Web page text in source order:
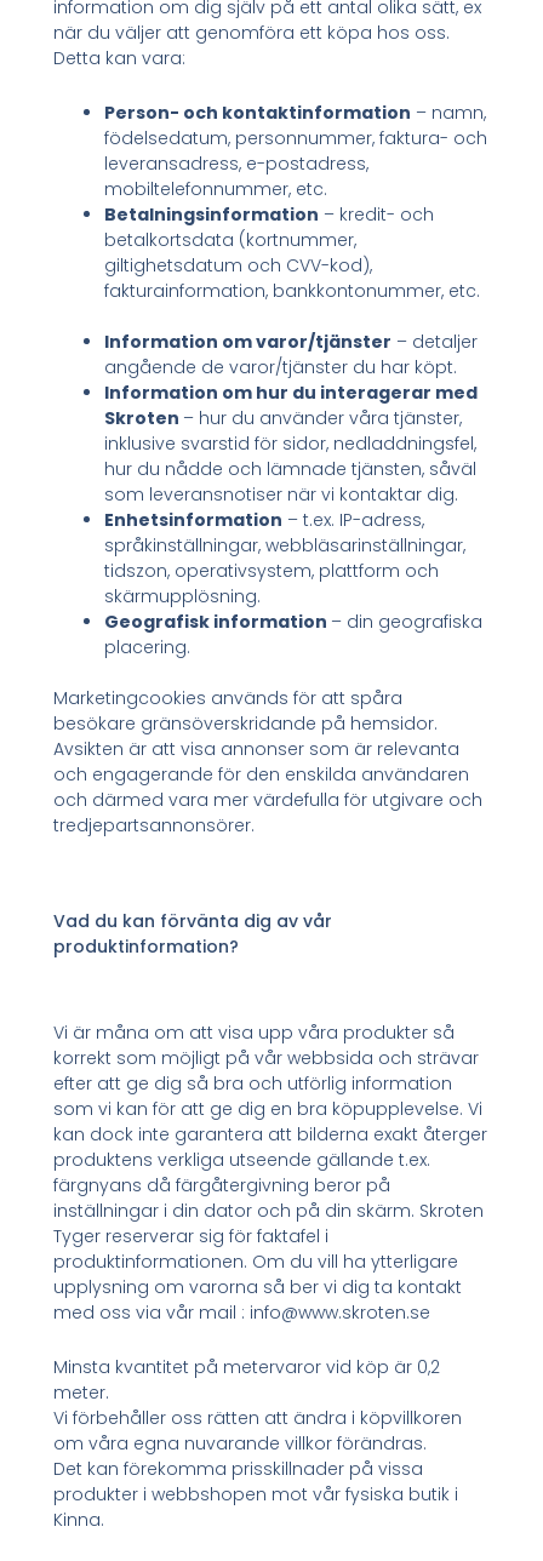
information om dig själv på ett antal olika sätt, ex
när du väljer att genomföra ett köpa hos oss.
Detta kan vara:
Person- och kontaktinformation – namn,
födelsedatum, personnummer, faktura- och
leveransadress, e-postadress,
mobiltelefonnummer, etc.
Betalningsinformation – kredit- och
betalkortsdata (kortnummer,
giltighetsdatum och CVV-kod),
fakturainformation, bankkontonummer, etc.
Information om varor/tjänster – detaljer
angående de varor/tjänster du har köpt.
Information om hur du interagerar med
Skroten – hur du använder våra tjänster,
inklusive svarstid för sidor, nedladdningsfel,
hur du nådde och lämnade tjänsten, såväl
som leveransnotiser när vi kontaktar dig.
Enhetsinformation – t.ex. IP-adress,
språkinställningar, webbläsarinställningar,
tidszon, operativsystem, plattform och
skärmupplösning.
Geografisk information – din geografiska
placering.
Marketingcookies används för att spåra
besökare gränsöverskridande på hemsidor.
Avsikten är att visa annonser som är relevanta
och engagerande för den enskilda användaren
och därmed vara mer värdefulla för utgivare och
tredjepartsannonsörer.
Vad du kan förvänta dig av vår
produktinformation?
Vi är måna om att visa upp våra produkter så
korrekt som möjligt på vår webbsida och strävar
efter att ge dig så bra och utförlig information
som vi kan för att ge dig en bra köpupplevelse. Vi
kan dock inte garantera att bilderna exakt återger
produktens verkliga utseende gällande t.ex.
färgnyans då färgåtergivning beror på
inställningar i din dator och på din skärm. Skroten
Tyger reserverar sig för faktafel i
produktinformationen. Om du vill ha ytterligare
upplysning om varorna så ber vi dig ta kontakt
med oss via vår mail : info@www.skroten.se
Minsta kvantitet på metervaror vid köp är 0,2
meter.
Vi förbehåller oss rätten att ändra i köpvillkoren
om våra egna nuvarande villkor förändras.
Det kan förekomma prisskillnader på vissa
produkter i webbshopen mot vår fysiska butik i
Kinna.